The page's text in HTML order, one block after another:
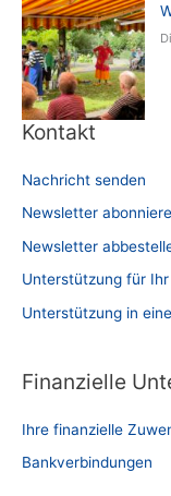
Kontakt
Nachricht senden
Newsletter
Newsletter
Unterstützung für
Unterstützung in
Finanzielle
Ihre finanzielle
Bankverbindungen